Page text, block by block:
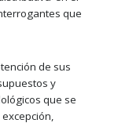
que
de sus
y
que se